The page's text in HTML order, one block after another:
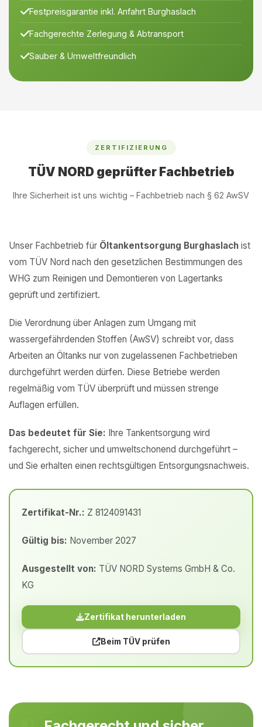
Festpreisgarantie inkl. Anfahrt Burghaslach
Fachgerechte Zerlegung & Abtransport
Sauber & Umweltfreundlich
ZERTIFIZIERUNG
TÜV NORD geprüfter Fachbetrieb
Ihre Sicherheit ist uns wichtig – Fachbetrieb nach § 62 AwSV
Unser Fachbetrieb für Öltankentsorgung Burghaslach ist
vom TÜV Nord nach den gesetzlichen Bestimmungen des
WHG zum Reinigen und Demontieren von Lagertanks
geprüft und zertifiziert.
Die Verordnung über Anlagen zum Umgang mit
wassergefährdenden Stoffen (AwSV) schreibt vor, dass
Arbeiten an Öltanks nur von zugelassenen Fachbetrieben
durchgeführt werden dürfen. Diese Betriebe werden
regelmäßig vom TÜV überprüft und müssen strenge
Auflagen erfüllen.
Das bedeutet für Sie: Ihre Tankentsorgung wird
fachgerecht, sicher und umweltschonend durchgeführt –
und Sie erhalten einen rechtsgültigen Entsorgungsnachweis.
Zertifikat-Nr.: Z 8124091431
Gültig bis: November 2027
Ausgestellt von: TÜV NORD Systems GmbH & Co.
KG
Zertifikat herunterladen
Beim TÜV prüfen